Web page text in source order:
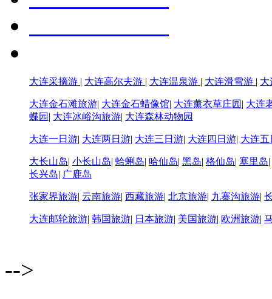
大连采摘游 | 大连高尔夫游 | 大连温泉游 | 大连滑雪游 |
大连金石滩旅游| 大连金石蜡像馆| 大连薰衣草庄园 | 大连
蝶园 | 大连冰峪沟旅游| 大连森林动物园
大连一日游| 大连两日游| 大连三日游| 大连四日游| 大连五
大长山岛| 小长山岛| 蛤蜊岛| 哈仙岛| 黑岛| 格仙岛| 塞里岛|
长兴岛| 广鹿岛
张家界旅游| 云南旅游| 西藏旅游| 北京旅游| 九寨沟旅游|
大连邮轮旅游| 韩国旅游| 日本旅游| 美国旅游| 欧洲旅游|
-->